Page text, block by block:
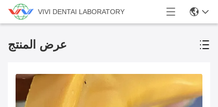
VIVI DENTAI LABORATORY
عرض المنتج